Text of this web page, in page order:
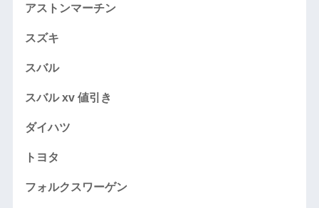
アストンマーチン
スズキ
スバル
スバル xv 値引き
ダイハツ
トヨタ
フォルクスワーゲン